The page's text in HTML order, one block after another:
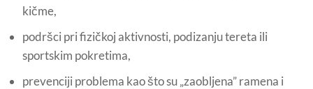
kičme,
podršci pri fizičkoj aktivnosti, podizanju tereta ili
sportskim pokretima,
prevenciji problema kao što su „zaobljena” ramena i